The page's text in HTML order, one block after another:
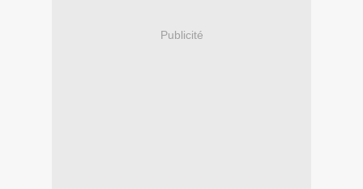
Publicité